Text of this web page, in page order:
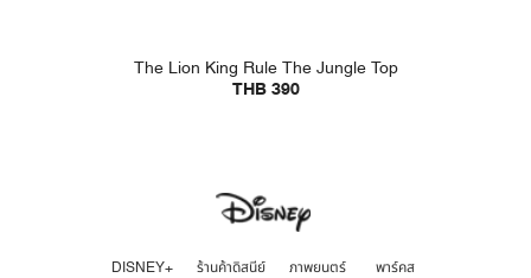
The Lion King Rule The Jungle Top
THB 390
DISNEY+ ร้านค้าดิสนีย์ ภาพยนตร์ พาร์คส